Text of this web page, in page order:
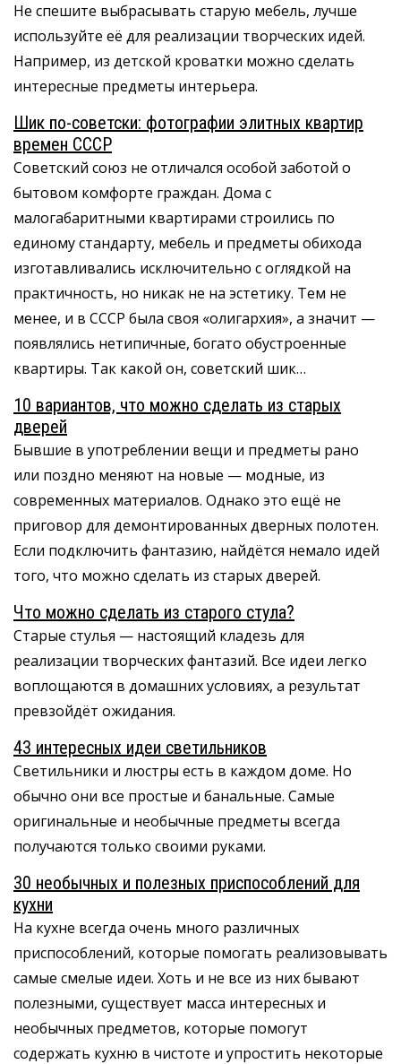
Не спешите выбрасывать старую мебель, лучше
используйте её для реализации творческих идей.
Например, из детской кроватки можно сделать
интересные предметы интерьера.
Шик по-советски: фотографии элитных квартир
времен СССР
Советский союз не отличался особой заботой о
бытовом комфорте граждан. Дома с
малогабаритными квартирами строились по
единому стандарту, мебель и предметы обихода
изготавливались исключительно с оглядкой на
практичность, но никак не на эстетику. Тем не
менее, и в СССР была своя «олигархия», а значит —
появлялись нетипичные, богато обустроенные
квартиры. Так какой он, советский шик…
10 вариантов, что можно сделать из старых
дверей
Бывшие в употреблении вещи и предметы рано
или поздно меняют на новые — модные, из
современных материалов. Однако это ещё не
приговор для демонтированных дверных полотен.
Если подключить фантазию, найдётся немало идей
того, что можно сделать из старых дверей.
Что можно сделать из старого стула?
Старые стулья — настоящий кладезь для
реализации творческих фантазий. Все идеи легко
воплощаются в домашних условиях, а результат
превзойдёт ожидания.
43 интересных идеи светильников
Светильники и люстры есть в каждом доме. Но
обычно они все простые и банальные. Самые
оригинальные и необычные предметы всегда
получаются только своими руками.
30 необычных и полезных приспособлений для
кухни
На кухне всегда очень много различных
приспособлений, которые помогать реализовывать
самые смелые идеи. Хоть и не все из них бывают
полезными, существует масса интересных и
необычных предметов, которые помогут
содержать кухню в чистоте и упростить некоторые